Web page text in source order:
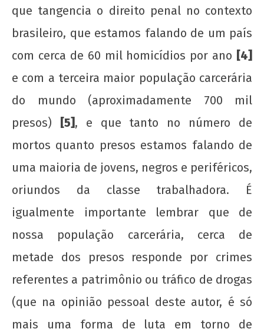
que tangencia o direito penal no contexto
brasileiro, que estamos falando de um país
com cerca de 60 mil homicídios por ano [4]
e com a terceira maior população carcerária
do mundo (aproximadamente 700 mil
presos)
[5] , e que tanto no número de
mortos quanto presos estamos falando de
uma maioria de jovens, negros e periféricos,
oriundos da classe trabalhadora. É
igualmente importante lembrar que de
nossa população carcerária, cerca de
metade dos presos responde por crimes
referentes a patrimônio ou tráfico de drogas
(que na opinião pessoal deste autor, é só
mais uma forma de luta em torno de